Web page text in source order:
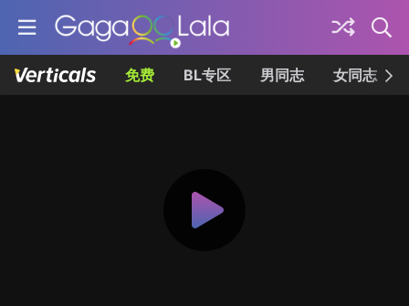
免费 BL专区 男同志 女同志